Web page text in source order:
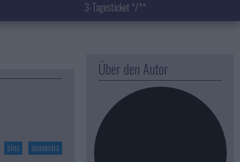
3-Tagesticket */**
pins souvenirs
Über den Autor